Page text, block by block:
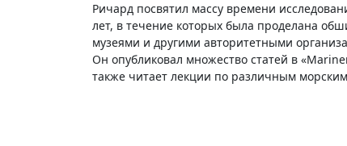
Ричард посвятил массу времени
лет, в течение которых была проделана
музеями и другими авторитетными
Он опубликовал множество статей в
также читает лекции по различным